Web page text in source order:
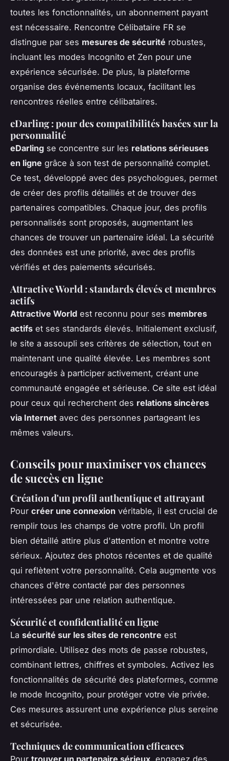
toutes les fonctionnalités, un abonnement payant
est nécessaire. Rencontre Célibataire FR se
distingue par ses mesures de sécurité robustes,
incluant les modes Incognito et Zen pour une
expérience sécurisée. De plus, la plateforme
organise des événements locaux, facilitant les
rencontres réelles entre célibataires.
eDarling : pour des compatibilités basées sur la
personnalité
eDarling se concentre sur les relations sérieuses
en ligne grâce à son test de personnalité complet.
Ce test, développé avec des psychologues, permet
de créer des profils détaillés et de trouver des
partenaires compatibles. Chaque jour, des profils
personnalisés sont proposés, augmentant les
chances de trouver un partenaire idéal. La sécurité
des données est une priorité, avec des profils
vérifiés et des paiements sécurisés.
Attractive World : standards élevés et membres
actifs
Attractive World est reconnu pour ses membres
actifs et ses standards élevés. Initialement exclusif,
le site a assoupli ses critères de sélection, tout en
maintenant une qualité élevée. Les membres sont
encouragés à participer activement, créant une
communauté engagée et sérieuse. Ce site est idéal
pour ceux qui recherchent des relations sincères
via Internet avec des personnes partageant les
mêmes valeurs.
Conseils pour maximiser vos chances
de succès en ligne
Création d'un profil authentique et attrayant
Pour créer une connexion véritable, il est crucial de
remplir tous les champs de votre profil. Un profil
bien détaillé attire plus d'attention et montre votre
sérieux. Ajoutez des photos récentes et de qualité
qui reflètent votre personnalité. Cela augmente vos
chances d'être contacté par des personnes
intéressées par une relation authentique.
Sécurité et confidentialité en ligne
La sécurité sur les sites de rencontre est
primordiale. Utilisez des mots de passe robustes,
combinant lettres, chiffres et symboles. Activez les
fonctionnalités de sécurité des plateformes, comme
le mode Incognito, pour protéger votre vie privée.
Ces mesures assurent une expérience plus sereine
et sécurisée.
Techniques de communication efficaces